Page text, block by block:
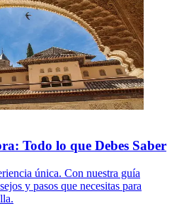
Todo lo que Debes Saber
única. Con nuestra guía
y pasos que necesitas para